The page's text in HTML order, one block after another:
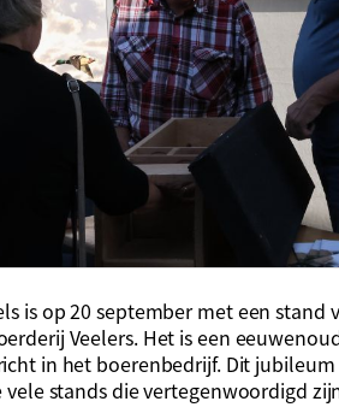
is op 20 september met een
Veelers. Het is een
in het boerenbedrijf. Dit
stands die vertegenwoordigd